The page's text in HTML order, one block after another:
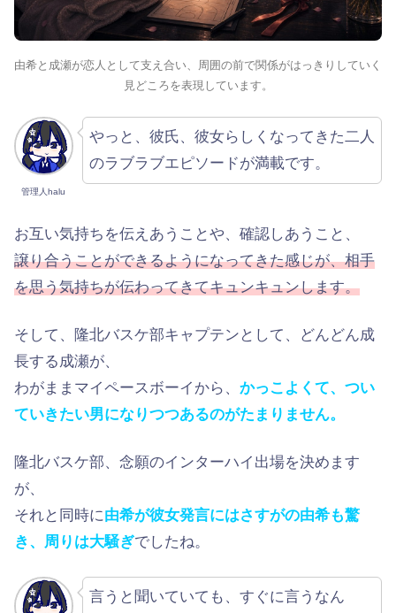
由希と成瀬が恋人として支え合い、周囲の前で関係がはっきりしていく
見どころを表現しています。
管理人halu
やっと、彼氏、彼女らしくなってきた二人
のラブラブエピソードが満載です。
お互い気持ちを伝えあうことや、確認しあうこと、
譲り合うことができるようになってきた感じが、相手
を思う気持ちが伝わってきてキュンキュンします。
そして、隆北バスケ部キャプテンとして、どんどん成
長する成瀬が、
わがままマイペースボーイから、 かっこよくて、つい
ていきたい男になりつつあるのがたまりません。
隆北バスケ部、念願のインターハイ出場を決めます
が、
それと同時に由希が彼女発言にはさすがの由希も驚
き、周りは大騒ぎでしたね。
言うと聞いていても、すぐに言うなん